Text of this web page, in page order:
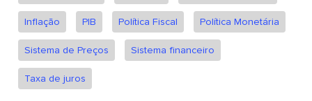
Inflação PIB Política Fiscal Política Monetária
Sistema de Preços Sistema financeiro
Taxa de juros